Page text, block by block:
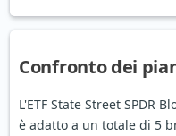
Confronto dei
L'ETF State Street SPDR
è adatto a un totale di 5